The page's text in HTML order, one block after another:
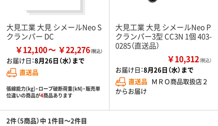
大見工業 大見 シメールNeo S
クランパー DC
￥12,100 ￥22,276
お届け日：8月26日（水）まで
直送品
張線能力(kg)・ロープ破断荷重(kN)・販売単
位違いの商品が4商品あります
大見工業 大見 シメールNeo P
クランパー3型 CC3N 1個 403-
0285（直送品）
￥10,312（税込）
お届け日：8月26日（水）まで
直送品 ＭＲＯ商品取扱店２
からお届け
2件（5商品）中 1件目～2件目